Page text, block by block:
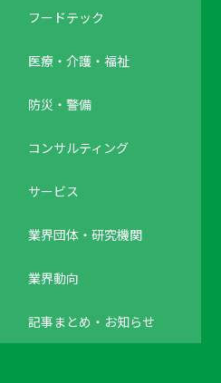
フードテック
医療・介護・福祉
防災・警備
コンサルティング
サービス
業界団体・研究機関
業界動向
記事まとめ・お知らせ